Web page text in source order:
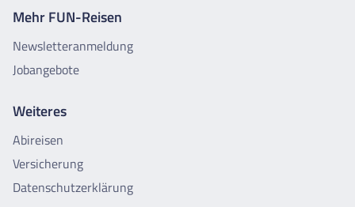
Mehr FUN-Reisen
Newsletteranmeldung
Jobangebote
Weiteres
Abireisen
Versicherung
Datenschutzerklärung